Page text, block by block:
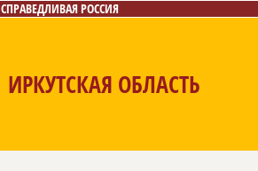
СПРАВЕДЛИВАЯ РОССИЯ
ИРКУТСКАЯ ОБЛАСТЬ